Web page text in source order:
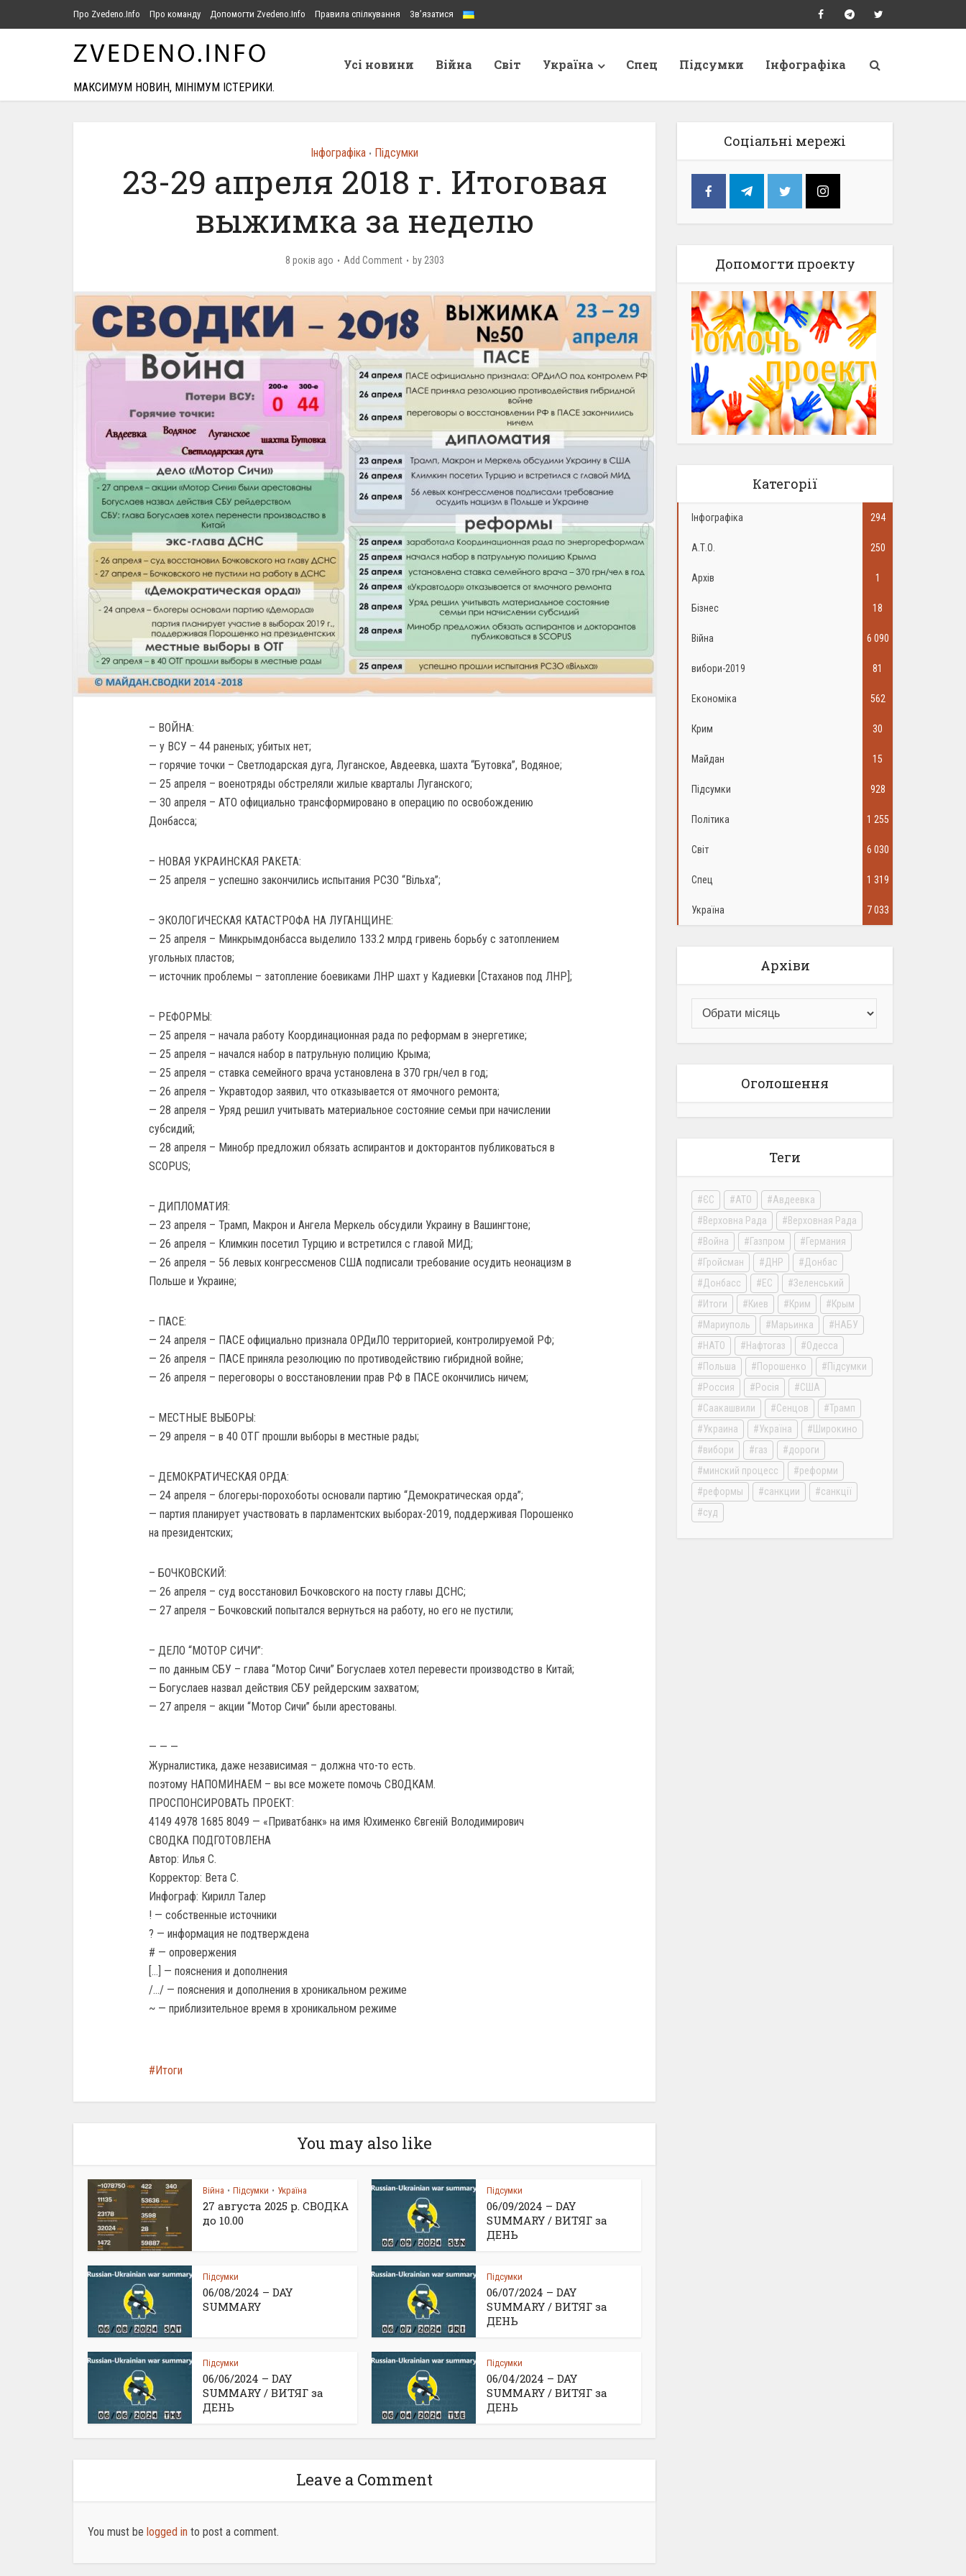
Про Zvedeno.Info Про команду Допомогти Zvedeno.Info Правила спілкування Зв’язатися
МАКСИМУМ НОВИН, МІНІМУМ ІСТЕРИКИ.
Усі новини Війна Світ Україна Спец Підсумки Інфографіка
Інфографіка • Підсумки
23-29 апреля 2018 г. Итоговая
выжимка за неделю
8 років ago Add Comment by 2303
– ВОЙНА:
— у ВСУ – 44 раненых; убитых нет;
— горячие точки – Светлодарская дуга, Луганское, Авдеевка, шахта “Бутовка”, Водяное;
— 25 апреля – военотряды обстреляли жилые кварталы Луганского;
— 30 апреля – АТО официально трансформировано в операцию по освобождению
Донбасса;
– НОВАЯ УКРАИНСКАЯ РАКЕТА:
— 25 апреля – успешно закончились испытания РСЗО “Вiльха”;
– ЭКОЛОГИЧЕСКАЯ КАТАСТРОФА НА ЛУГАНЩИНЕ:
— 25 апреля – Минкрымдонбасса выделило 133.2 млрд гривень борьбу с затоплением
угольных пластов;
— источник проблемы – затопление боевиками ЛНР шахт у Кадиевки [Стаханов под ЛНР];
– РЕФОРМЫ:
— 25 апреля – начала работу Координационная рада по реформам в энергетике;
— 25 апреля – начался набор в патрульную полицию Крыма;
— 25 апреля – ставка семейного врача установлена в 370 грн/чел в год;
— 26 апреля – Укравтодор заявил, что отказывается от ямочного ремонта;
— 28 апреля – Уряд решил учитывать материальное состояние семьи при начислении
субсидий;
— 28 апреля – Минобр предложил обязать аспирантов и докторантов публиковаться в
SCOPUS;
– ДИПЛОМАТИЯ:
— 23 апреля – Трамп, Макрон и Ангела Меркель обсудили Украину в Вашингтоне;
— 26 апреля – Климкин посетил Турцию и встретился с главой МИД;
— 26 апреля – 56 левых конгрессменов США подписали требование осудить неонацизм в
Польше и Украине;
– ПАСЕ:
— 24 апреля – ПАСЕ официально признала ОРДиЛО территорией, контролируемой РФ;
— 26 апреля – ПАСЕ приняла резолюцию по противодействию гибридной войне;
— 26 апреля – переговоры о восстановлении прав РФ в ПАСЕ окончились ничем;
– МЕСТНЫЕ ВЫБОРЫ:
— 29 апреля – в 40 ОТГ прошли выборы в местные рады;
– ДЕМОКРАТИЧЕСКАЯ ОРДА:
— 24 апреля – блогеры-порохоботы основали партию “Демократическая орда”;
— партия планирует участвовать в парламентских выборах-2019, поддерживая Порошенко
на президентских;
– БОЧКОВСКИЙ:
— 26 апреля – суд восстановил Бочковского на посту главы ДСНС;
— 27 апреля – Бочковский попытался вернуться на работу, но его не пустили;
– ДЕЛО “МОТОР СИЧИ”:
— по данным СБУ – глава “Мотор Сичи” Богуслаев хотел перевести производство в Китай;
— Богуслаев назвал действия СБУ рейдерским захватом;
— 27 апреля – акции “Мотор Сичи” были арестованы.
— — —
Журналистика, даже независимая – должна что-то есть.
поэтому НАПОМИНАЕМ – вы все можете помочь СВОДКАМ.
ПРОСПОНСИРОВАТЬ ПРОЕКТ:
4149 4978 1685 8049 — «Приватбанк» на имя Юхименко Євгеній Володимирович
СВОДКА ПОДГОТОВЛЕНА
Автор: Илья С.
Корректор: Вета С.
Инфограф: Кирилл Талер
! — собственные источники
? — информация не подтверждена
# — опровержения
[…] — пояснения и дополнения
/…/ — пояснения и дополнения в хроникальном режиме
~ — приблизительное время в хроникальном режиме
Итоги
You may also like
Війна • Підсумки • Україна
27 августа 2025 р. СВОДКА
до 10.00
Підсумки
06/09/2024 – DAY
SUMMARY / ВИТЯГ за
ДЕНЬ
Підсумки
06/08/2024 – DAY
SUMMARY
Підсумки
06/07/2024 – DAY
SUMMARY / ВИТЯГ за
ДЕНЬ
Підсумки
06/06/2024 – DAY
SUMMARY / ВИТЯГ за
ДЕНЬ
Підсумки
06/04/2024 – DAY
SUMMARY / ВИТЯГ за
ДЕНЬ
Leave a Comment
You must be logged in to post a comment.
Соціальні мережі
Допомогти проекту
Категорії
Інфографіка 294
А.Т.О. 250
Архів 1
Бізнес 18
Війна 6 090
вибори-2019 81
Економіка 562
Крим 30
Майдан 15
Підсумки 928
Політика 1 255
Світ 6 030
Спец 1 319
Україна 7 033
Архіви
Оголошення
Теги
ЄС АТО
Авдеевка
Верховна Рада
Верховная Рада
Война
Газпром
Германия
Гройсман
ДНР
Донбас
Донбасс
ЕС
Зеленський
Итоги
Киев Крим
Крым
Мариуполь
Марьинка
НАБУ
НАТО
Нафтогаз
Одесса
Польша
Порошенко
Підсумки
Россия
Росія
США
Саакашвили
Сенцов
Трамп
Украина
Україна
Широкино
вибори
газ
дороги
минский процесс
реформи
реформы
санкции
санкції
суд